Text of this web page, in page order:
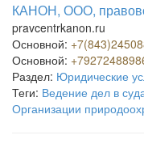
КАНОН, ООО,
pravcentrkanon.ru
Основной:
Основной:
Раздел: Юридические
Теги: Ведение дел в
Организации